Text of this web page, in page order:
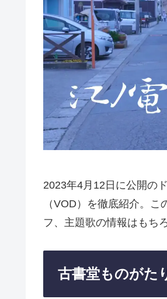
2023年4月12日に公開の
（VOD）を徹底紹介。
フ、主題歌の情報はもち
古書堂ものがた